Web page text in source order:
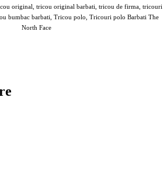
original, tricou original barbati, tricou de firma, tricouri
bumbac barbati, Tricou polo, Tricouri polo Barbati The
North Face